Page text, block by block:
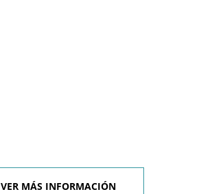
VER MÁS INFORMACIÓN